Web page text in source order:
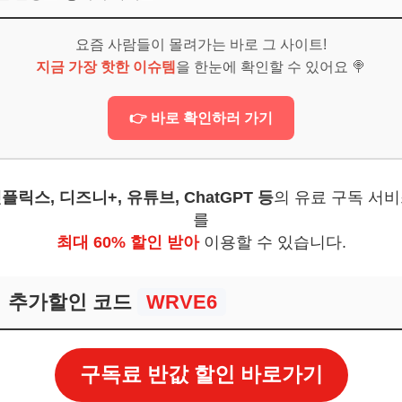
분위기 연출
하기
리 닳는데, 팁이 있나요?
놓치지 마세요
신만의 여행을 기록하세요
요즘 사람들이 몰려가는 바로 그 사이트!
지금 가장 핫한 이슈템 을 한눈에 확인할 수 있어요 🍭
👉 바로 확인하러 가기
릭스, 디즈니+, 유튜브, ChatGPT 등의 유료 구독 서
를
최대 60% 할인 받아이용할 수 있습니다.
추가할인 코드 WRVE6
구독료 반값 할인 바로가기